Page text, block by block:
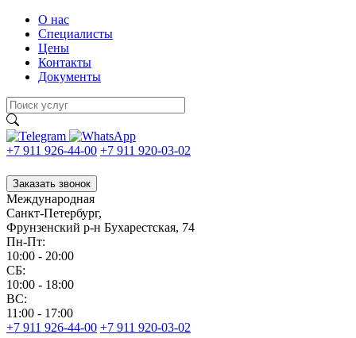
О нас
Специалисты
Цены
Контакты
Документы
+7 911 926-44-00 +7 911 920-03-02
Заказать звонок
Международная
Санкт-Петербург,
Фрунзенский р-н Бухарестская, 74
Пн-Пт:
10:00 - 20:00
CБ:
10:00 - 18:00
ВС:
11:00 - 17:00
+7 911 926-44-00 +7 911 920-03-02